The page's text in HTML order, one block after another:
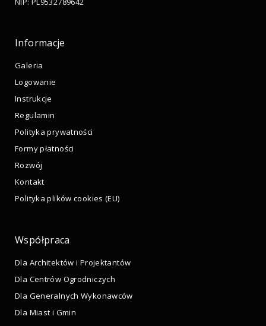
Informacje
Galeria
Logowanie
Instrukcje
Regulamin
Polityka prywatności
Formy płatności
Rozwój
Kontakt
Polityka plików cookies (EU)
Współpraca
Dla Architektów i Projektantów
Dla Centrów Ogrodniczych
Dla Generalnych Wykonawców
Dla Miast i Gmin